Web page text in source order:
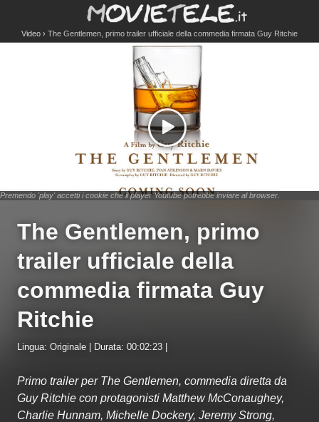
Video The Gentlemen, primo trailer ufficiale della commedia firmata Guy Ritchie
Premendo 'play' accetti i cookie che il player Youtube potrebbe inviare al browser.
The Gentlemen, primo
trailer ufficiale della
commedia firmata Guy
Ritchie
Lingua: Originale | Durata: 00:02:23 |
Primo trailer per The Gentlemen, commedia diretta da
Guy Ritchie con protagonisti Matthew McConaughey,
Charlie Hunnam, Michelle Dockery, Jeremy Strong,